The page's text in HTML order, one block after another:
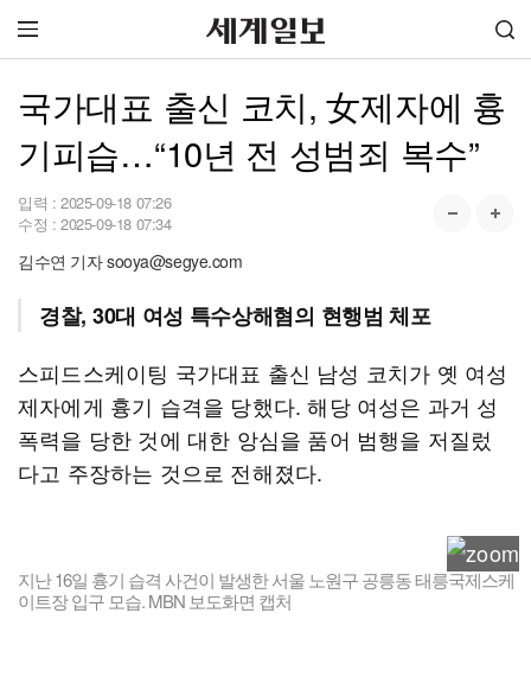
국가대표 출신 코치, 女제자에 흉
기피습…“10년 전 성범죄 복수”
입력 : 2025-09-18 07:26
수정 : 2025-09-18 07:34
김수연 기자 sooya@segye.com
경찰, 30대 여성 특수상해혐의 현행범 체포
스피드스케이팅 국가대표 출신 남성 코치가 옛 여성
제자에게 흉기 습격을 당했다. 해당 여성은 과거 성
폭력을 당한 것에 대한 앙심을 품어 범행을 저질렀
다고 주장하는 것으로 전해졌다.
지난 16일 흉기 습격 사건이 발생한 서울 노원구 공릉동 태릉국제스케
이트장 입구 모습. MBN 보도화면 캡처